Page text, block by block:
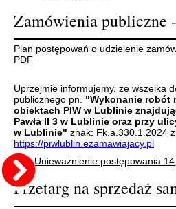
Zamówienia publiczne
Plan postępowań o udzielenie
PDF
Uprzejmie informujemy, ze wszelka
publicznego pn. "Wykonanie robót
obiektach PIW w Lublinie
Pawła II 3 w Lublinie oraz przy
w Lublinie" znak: Fk.a.330.1.2024
https://piwlublin.ezamawiajacy.pl
Unieważnienie postępowania
Przetarg na sprzedaż